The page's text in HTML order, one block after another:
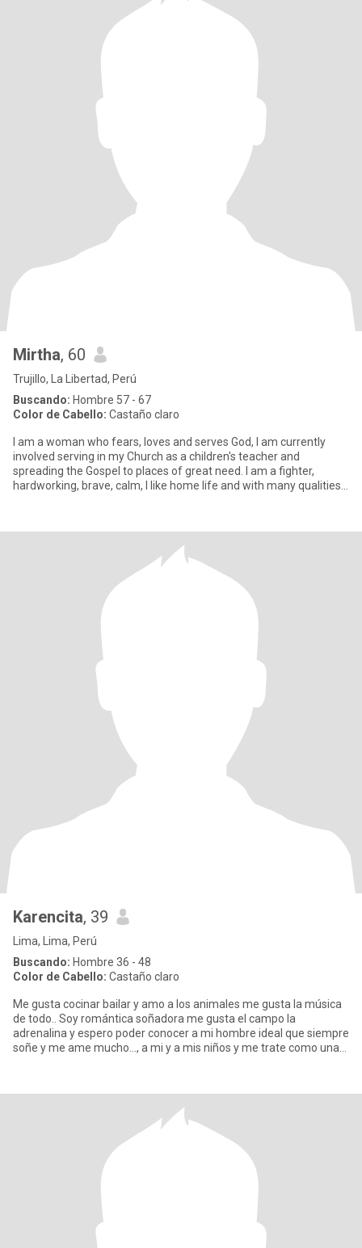
Mirtha, 60
Trujillo, La Libertad, Perú
Buscando: Hombre 57 - 67
Color de Cabello: Castaño claro
I am a woman who fears, loves and serves God, I am currently
involved serving in my Church as a children's teacher and
spreading the Gospel to places of great need. I am a fighter,
hardworking, brave, calm, I like home life and with many qualities
Karencita, 39
Lima, Lima, Perú
Buscando: Hombre 36 - 48
Color de Cabello: Castaño claro
Me gusta cocinar bailar y amo a los animales me gusta la música
de todo.. Soy romántica soñadora me gusta el campo la
adrenalina y espero poder conocer a mi hombre ideal que siempre
soñe y me ame mucho..., a mi y a mis niños y me trate como una